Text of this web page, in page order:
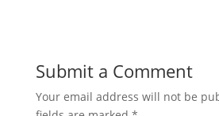
Submit a Comment
Your email address will not be